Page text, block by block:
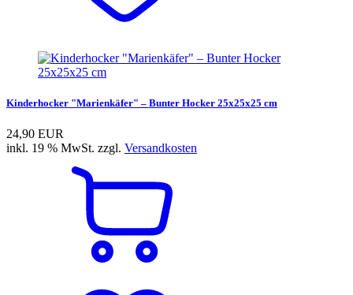
Kinderhocker "Marienkäfer" – Bunter Hocker 25x25x25 cm
24,90 EUR
inkl. 19 % MwSt. zzgl. Versandkosten